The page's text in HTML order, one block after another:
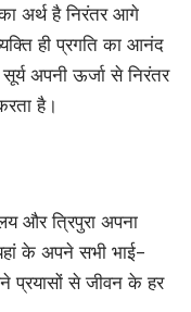
का अर्थ है निरंतर आगे
ही प्रगति का आनंद
अपनी ऊर्जा से निरंतर
है।
और त्रिपुरा अपना
के अपने सभी भाई-
प्रयासों से जीवन के हर